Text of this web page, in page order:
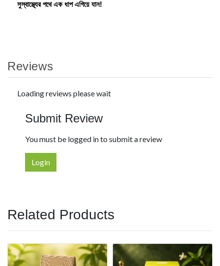
সুস্বাস্থ্যের পথে এক ধাপ এগিয়ে যান!
Reviews
Loading reviews please wait
Submit Review
You must be logged in to submit a review
Login
Related Products